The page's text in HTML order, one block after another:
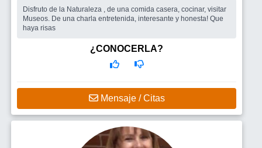
Disfruto de la Naturaleza , de una comida casera, cocinar, visitar
Museos. De una charla entretenida, interesante y honesta! Que
haya risas
¿CONOCERLA?
Mensaje / Citas